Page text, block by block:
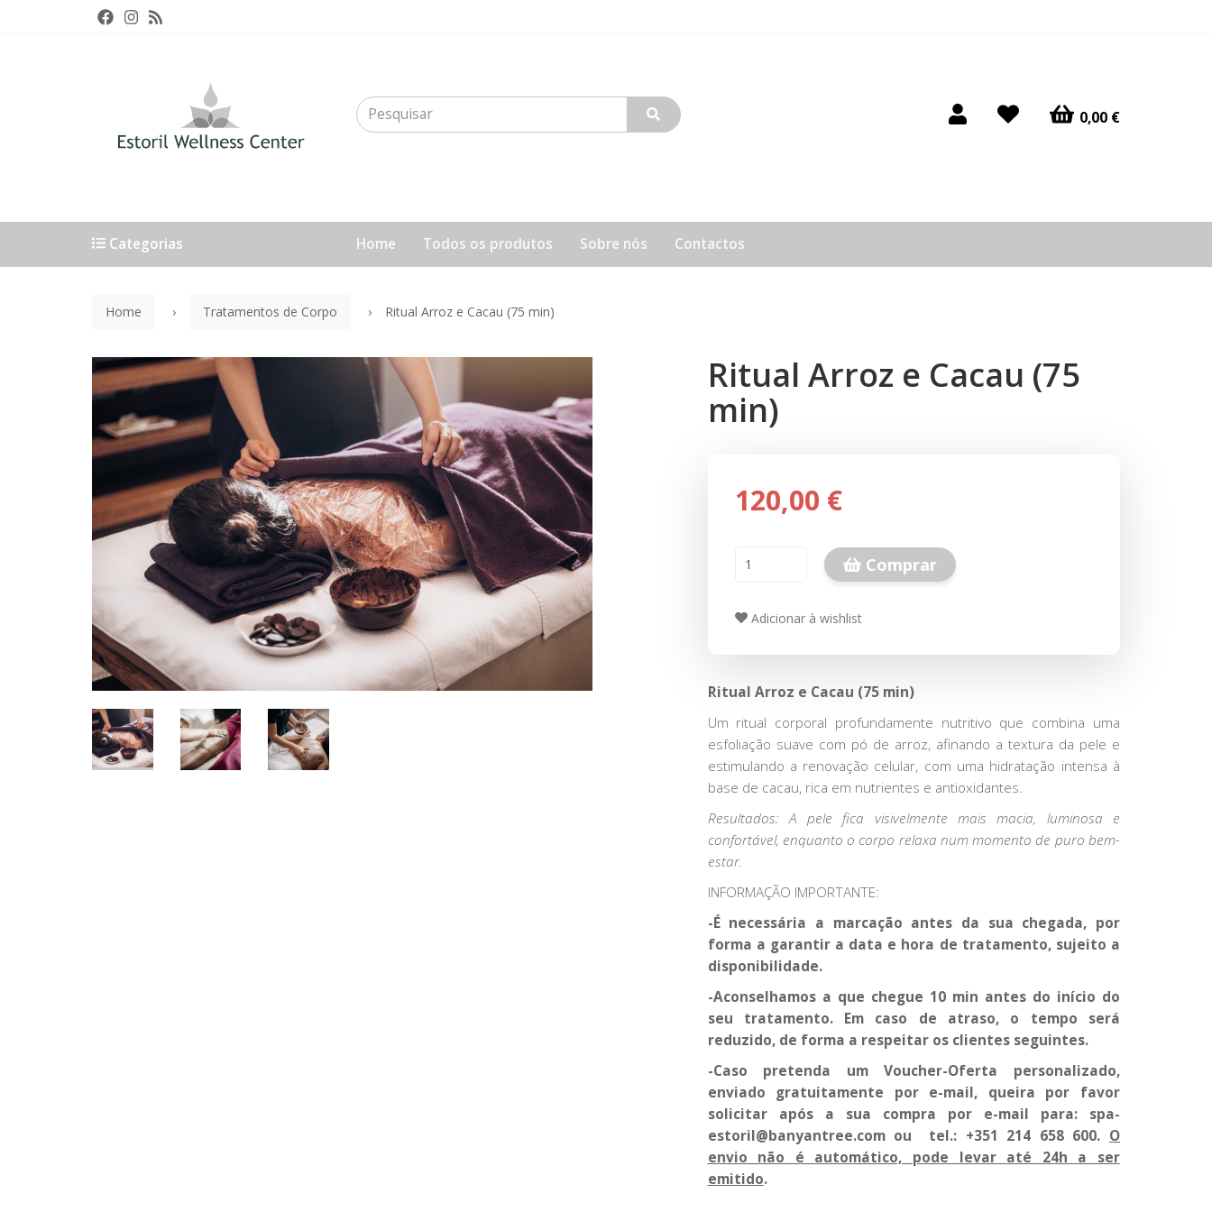
0,00 €
Home Todos os produtos Sobre nós Contactos
Categorias
Home Tratamentos de Corpo Ritual Arroz e Cacau (75 min)
Ritual Arroz e Cacau (75
min)
120,00 €
Comprar
Adicionar à wishlist
Ritual Arroz e Cacau (75 min)
Um ritual corporal profundamente nutritivo que combina uma
esfoliação suave com pó de arroz, afinando a textura da pele e
estimulando a renovação celular, com uma hidratação intensa à
base de cacau, rica em nutrientes e antioxidantes.
Resultados: A pele fica visivelmente mais macia, luminosa e
confortável, enquanto o corpo relaxa num momento de puro bem-
estar.
INFORMAÇÃO IMPORTANTE:
-É necessária a marcação antes da sua chegada, por
forma a garantir a data e hora de tratamento, sujeito a
disponibilidade.
-Aconselhamos a que chegue 10 min antes do início do
seu tratamento. Em caso de atraso, o tempo será
reduzido, de forma a respeitar os clientes seguintes.
-Caso pretenda um Voucher-Oferta personalizado,
enviado gratuitamente por e-mail, queira por favor
solicitar após a sua compra por e-mail para: spa-
estoril@banyantree.com ou tel.: +351 214 658 600. O
envio não é automático, pode levar até 24h a ser
emitido.